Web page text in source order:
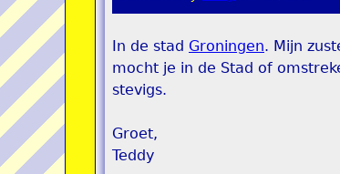
In de stad Groningen. Mijn
mocht je in de Stad of
stevigs.
Groet,
Teddy